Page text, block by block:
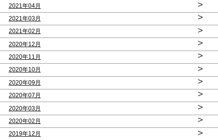
2021年04月 >
2021年03月 >
2021年02月 >
2020年12月 >
2020年11月 >
2020年10月 >
2020年09月 >
2020年07月 >
2020年03月 >
2020年02月 >
2019年12月 >